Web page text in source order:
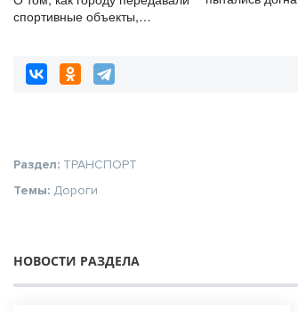
спортивные объекты,
Раздел: ТРАНСПОРТ
Темы: Дороги
НОВОСТИ РАЗДЕЛА